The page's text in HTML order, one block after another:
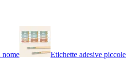
nome Etichette adesive piccole